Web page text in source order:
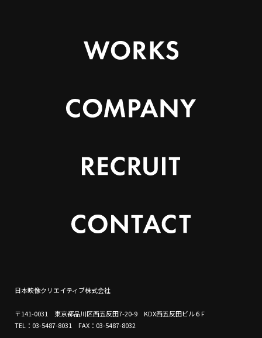
日本映像クリエイティブ株式会社
〒141-0031 東京都品川区西五反田7-20-9 KDX西五反田ビル６F
TEL：03-5487-8031 FAX：03-5487-8032